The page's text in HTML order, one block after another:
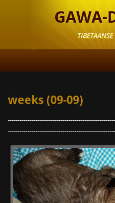
GAWA-
TIBETAANSE
pups
weeks (09-09)